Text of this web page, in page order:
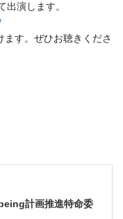
演します。
す。ぜひお聴きくださ
計画推進特命委